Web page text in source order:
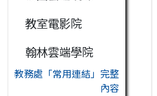
教室電影院
翰林雲端學院
教務處「常用連結」完整
內容